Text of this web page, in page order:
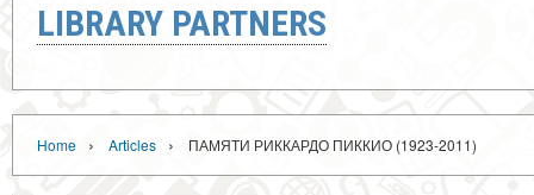
LIBRARY PARTNERS
Home › Articles › ПАМЯТИ РИККАРДО ПИККИО (1923-2011)